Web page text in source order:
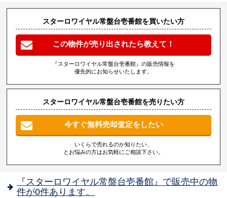
スターロワイヤル常盤台壱番館を買いたい方
この物件が売り出されたら教えて！
『スターロワイヤル常盤台壱番館』の販売情報を
優先的にお知らせいたします。
スターロワイヤル常盤台壱番館を売りたい方
今すぐ無料売却査定をしたい
いくらで売れるのか知りたい、
とお悩みの方はお気軽にご相談下さい。
『スターロワイヤル常盤台壱番館』で販売中の物
件が0件あります。